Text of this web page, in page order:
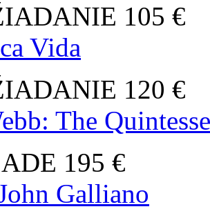
105 €
Vida
120 €
The
195 €
Galliano